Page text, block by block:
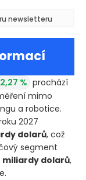
newsletteru
% prochází
mimo
a robotice.
2027
dolarů, což
segment
miliardy dolarů,